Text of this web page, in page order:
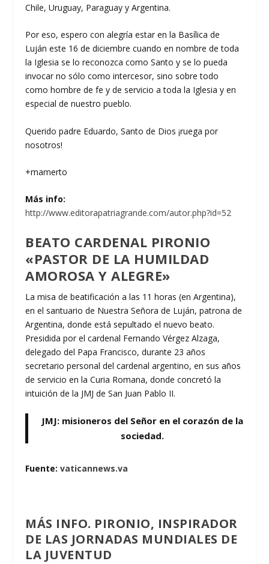
Chile, Uruguay, Paraguay y Argentina.
Por eso, espero con alegría estar en la Basílica de
Luján este 16 de diciembre cuando en nombre de toda
la Iglesia se lo reconozca como Santo y se lo pueda
invocar no sólo como intercesor, sino sobre todo
como hombre de fe y de servicio a toda la Iglesia y en
especial de nuestro pueblo.
Querido padre Eduardo, Santo de Dios ¡ruega por
nosotros!
+mamerto
Más info:
http://www.editorapatriagrande.com/autor.php?id=52
BEATO CARDENAL PIRONIO
«PASTOR DE LA HUMILDAD
AMOROSA Y ALEGRE»
La misa de beatificación a las 11 horas (en Argentina),
en el santuario de Nuestra Señora de Luján, patrona de
Argentina, donde está sepultado el nuevo beato.
Presidida por el cardenal Fernando Vérgez Alzaga,
delegado del Papa Francisco, durante 23 años
secretario personal del cardenal argentino, en sus años
de servicio en la Curia Romana, donde concretó la
intuición de la JMJ de San Juan Pablo II.
JMJ: misioneros del Señor en el corazón de la
sociedad.
Fuente:vaticannews.va
MÁS INFO. PIRONIO, INSPIRADOR
DE LAS JORNADAS MUNDIALES DE
LA JUVENTUD